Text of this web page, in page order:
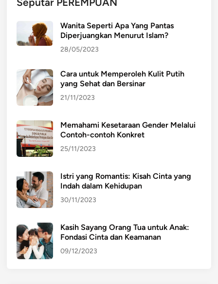
Wanita Seperti Apa Yang Pantas
Diperjuangkan Menurut Islam?
28/05/2023
Cara untuk Memperoleh Kulit Putih
yang Sehat dan Bersinar
21/11/2023
Memahami Kesetaraan Gender Melalui
Contoh-contoh Konkret
25/11/2023
Istri yang Romantis: Kisah Cinta yang
Indah dalam Kehidupan
30/11/2023
Kasih Sayang Orang Tua untuk Anak:
Fondasi Cinta dan Keamanan
09/12/2023